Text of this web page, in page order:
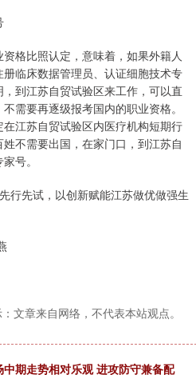
格比照认定，意味着，如果外籍人
临床数据管理员、认证细胞技术专
到江苏自贸试验区来工作，可以直
需要再逐级报考国内的职业资格。
江苏自贸试验区内医疗机构短期行
不需要出国，在家门口，到江苏自
号。
先试，以创新赋能江苏做优做强生
文章来自网络，不代表本站观点。
期走势相对乐观 进攻防守兼备配